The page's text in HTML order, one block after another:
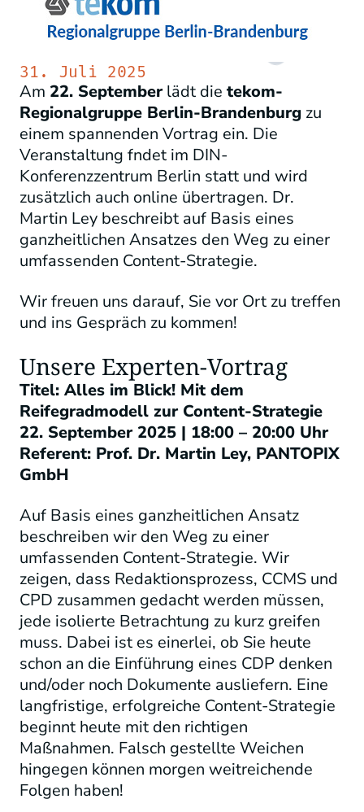
31. Juli 2025
Am 22. Septemberlädt die tekom-
Regionalgruppe Berlin-Brandenburg zu
einem spannenden Vortrag ein. Die
Veranstaltung fndet im DIN-
Konferenzzentrum Berlin statt und wird
zusätzlich auch online übertragen. Dr.
Martin Ley beschreibt auf Basis eines
ganzheitlichen Ansatzes den Weg zu einer
umfassenden Content-Strategie.
Wir freuen uns darauf, Sie vor Ort zu treffen
und ins Gespräch zu kommen!
Unsere Experten-Vortrag
Titel: Alles im Blick! Mit dem
Reifegradmodell zur Content-Strategie
22. September 2025 | 18:00 – 20:00 Uhr
Referent: Prof. Dr. Martin Ley, PANTOPIX
GmbH
Auf Basis eines ganzheitlichen Ansatz
beschreiben wir den Weg zu einer
umfassenden Content-Strategie. Wir
zeigen, dass Redaktionsprozess, CCMS und
CPD zusammen gedacht werden müssen,
jede isolierte Betrachtung zu kurz greifen
muss. Dabei ist es einerlei, ob Sie heute
schon an die Einführung eines CDP denken
und/oder noch Dokumente ausliefern. Eine
langfristige, erfolgreiche Content-Strategie
beginnt heute mit den richtigen
Maßnahmen. Falsch gestellte Weichen
hingegen können morgen weitreichende
Folgen haben!